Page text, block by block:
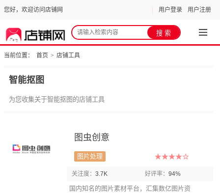
您好，欢迎访问店铺网 用户登录 用户注册
当前位置： 首页 > 店铺工具
智能抠图
为您收集关于智能抠图的店铺工具
图虫创意
图片处理
关注度： 3.7K 好评率： 94%
国内知名的图片素材平台，汇集数亿图片资